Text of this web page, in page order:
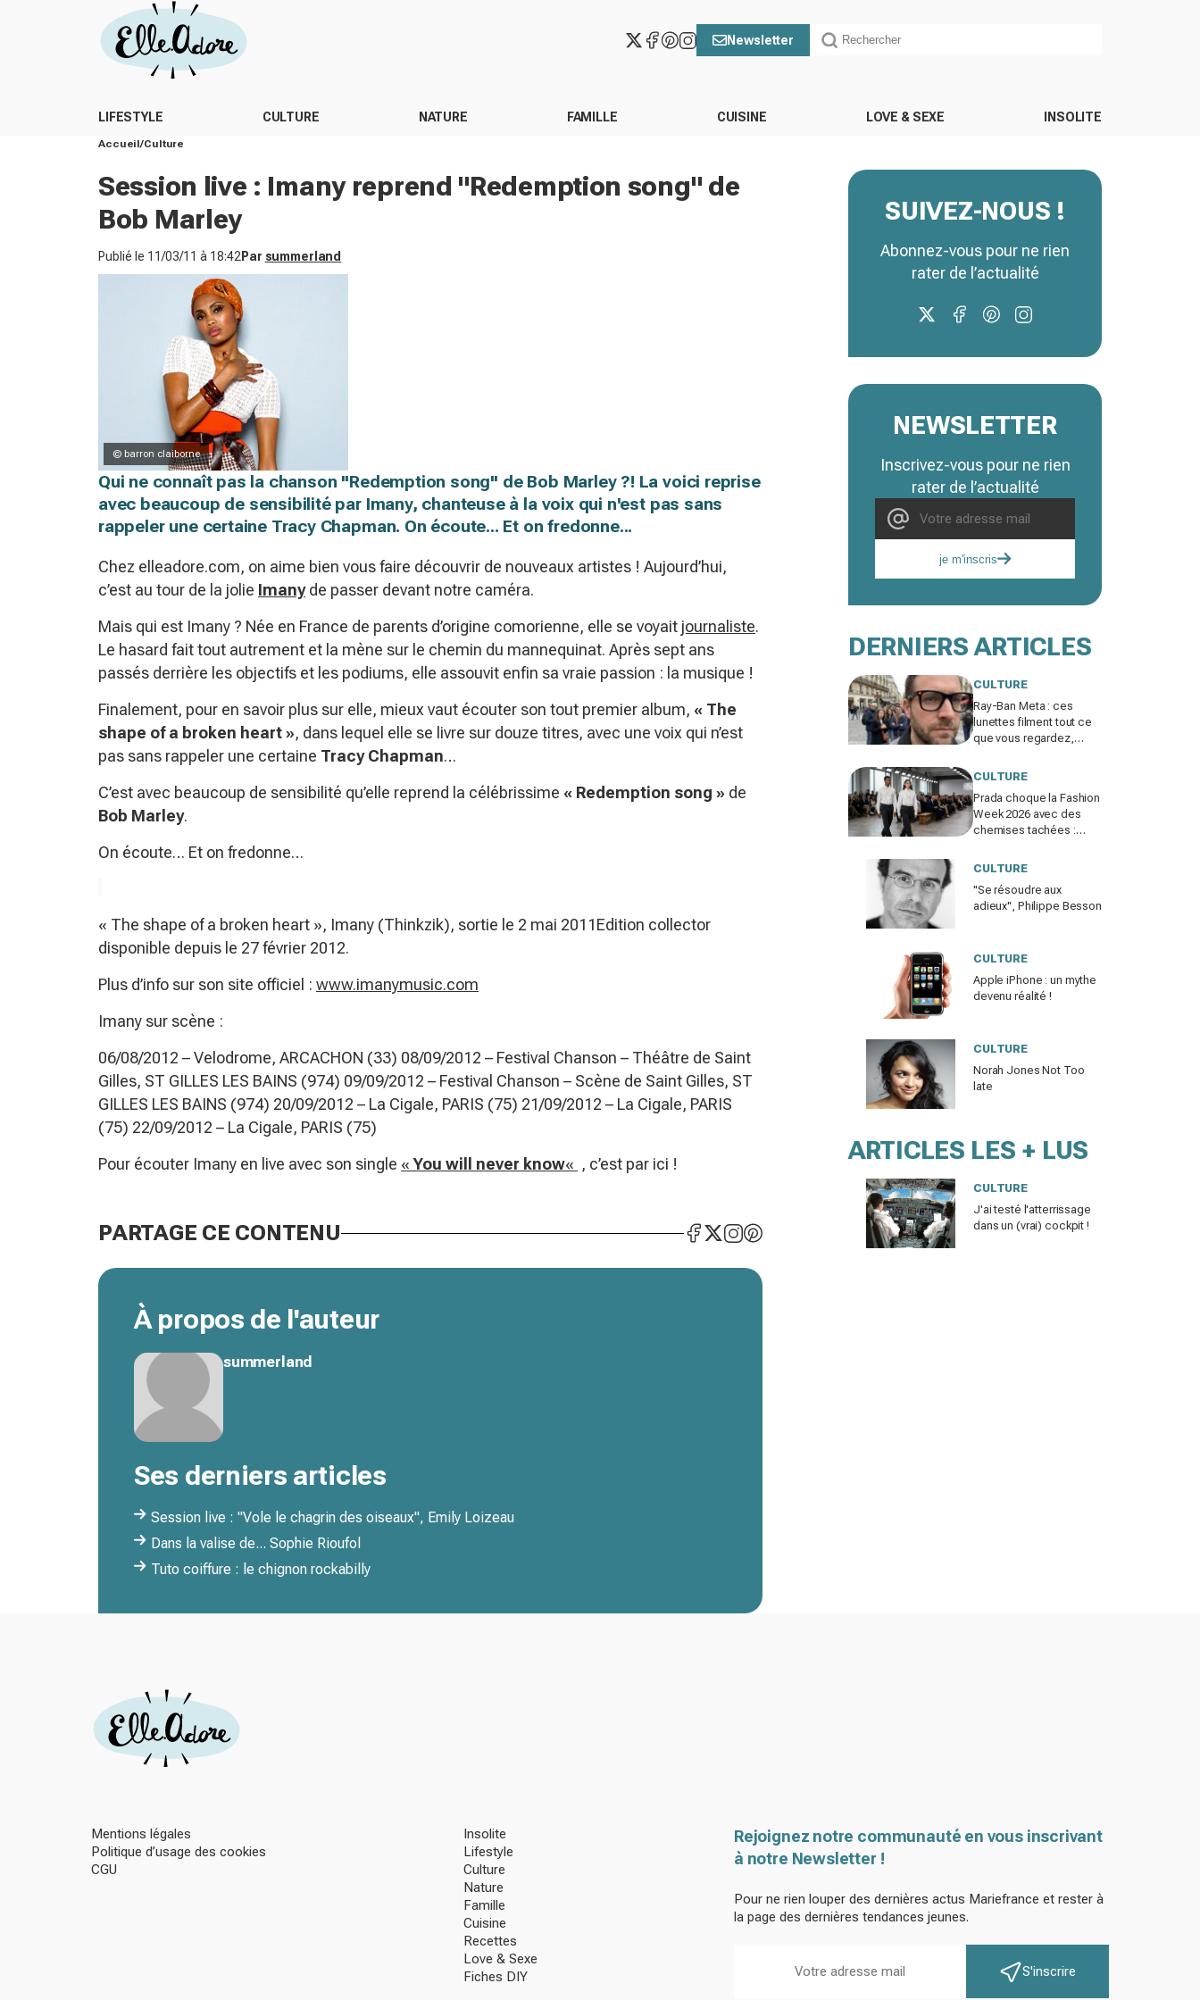
Newsletter
LIFESTYLE CULTURE NATURE FAMILLE CUISINE LOVE & SEXE INSOLITE
Accueil Culture
Session live : Imany reprend "Redemption song" de
Bob Marley
Publié le 11/03/11 à 18:42 Par summerland
© barron claiborne
Qui ne connaît pas la chanson "Redemption song" de Bob Marley ?! La voici reprise
avec beaucoup de sensibilité par Imany, chanteuse à la voix qui n'est pas sans
rappeler une certaine Tracy Chapman. On écoute... Et on fredonne...
Chez elleadore.com, on aime bien vous faire découvrir de nouveaux artistes ! Aujourd’hui,
c’est au tour de la jolie Imanyde passer devant notre caméra.
Mais qui est Imany ? Née en France de parents d’origine comorienne, elle se voyait journaliste.
Le hasard fait tout autrement et la mène sur le chemin du mannequinat. Après sept ans
passés derrière les objectifs et les podiums, elle assouvit enfin sa vraie passion : la musique !
Finalement, pour en savoir plus sur elle, mieux vaut écouter son tout premier album, « The
shape of a broken heart », dans lequel elle se livre sur douze titres, avec une voix qui n’est
pas sans rappeler une certaine Tracy Chapman…
C’est avec beaucoup de sensibilité qu’elle reprend la célébrissime « Redemption song » de
Bob Marley.
On écoute… Et on fredonne…
« The shape of a broken heart », Imany (Thinkzik), sortie le 2 mai 2011Edition collector
disponible depuis le 27 février 2012.
Plus d’info sur son site officiel : www.imanymusic.com
Imany sur scène :
06/08/2012 – Velodrome, ARCACHON (33) 08/09/2012 – Festival Chanson – Théâtre de Saint
Gilles, ST GILLES LES BAINS (974) 09/09/2012 – Festival Chanson – Scène de Saint Gilles, ST
GILLES LES BAINS (974) 20/09/2012 – La Cigale, PARIS (75) 21/09/2012 – La Cigale, PARIS
(75) 22/09/2012 – La Cigale, PARIS (75)
Pour écouter Imany en live avec son single «You will never know« , c’est par ici !
PARTAGE CE CONTENU
À propos de l'auteur
summerland
Ses derniers articles
Session live : "Vole le chagrin des oiseaux", Emily Loizeau
Dans la valise de... Sophie Rioufol
Tuto coiffure : le chignon rockabilly
SUIVEZ-NOUS !
Abonnez-vous pour ne rien
rater de l’actualité
NEWSLETTER
Inscrivez-vous pour ne rien
rater de l’actualité
je m'inscris
DERNIERS ARTICLES
CULTURE
Ray-Ban Meta : ces
lunettes filment tout ce
que vous regardez,
atteinte à la vie privée ?
CULTURE
Prada choque la Fashion
Week 2026 avec des
chemises tachées :
manifeste assumé ?
CULTURE
"Se résoudre aux
adieux", Philippe Besson
CULTURE
Apple iPhone : un mythe
devenu réalité !
CULTURE
Norah Jones Not Too
late
ARTICLES LES + LUS
CULTURE
J'ai testé l'atterrissage
dans un (vrai) cockpit !
Mentions légales
Politique d’usage des cookies
CGU
Insolite
Lifestyle
Culture
Nature
Famille
Cuisine
Recettes
Love & Sexe
Fiches DIY
Rejoignez notre communauté en vous inscrivant
à notre Newsletter !
Pour ne rien louper des dernières actus Mariefrance et rester à
la page des dernières tendances jeunes.
S'inscrire